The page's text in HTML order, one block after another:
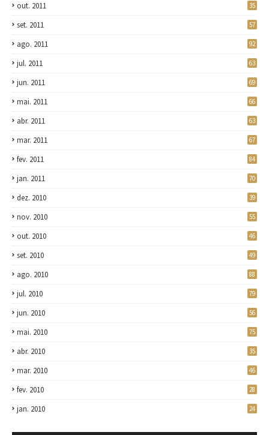
out. 2011 35
set. 2011 57
ago. 2011 92
jul. 2011 63
jun. 2011 69
mai. 2011 66
abr. 2011 63
mar. 2011 67
fev. 2011 84
jan. 2011 70
dez. 2010 39
nov. 2010 55
out. 2010 46
set. 2010 49
ago. 2010 88
jul. 2010 79
jun. 2010 56
mai. 2010 75
abr. 2010 35
mar. 2010 46
fev. 2010 28
jan. 2010 24